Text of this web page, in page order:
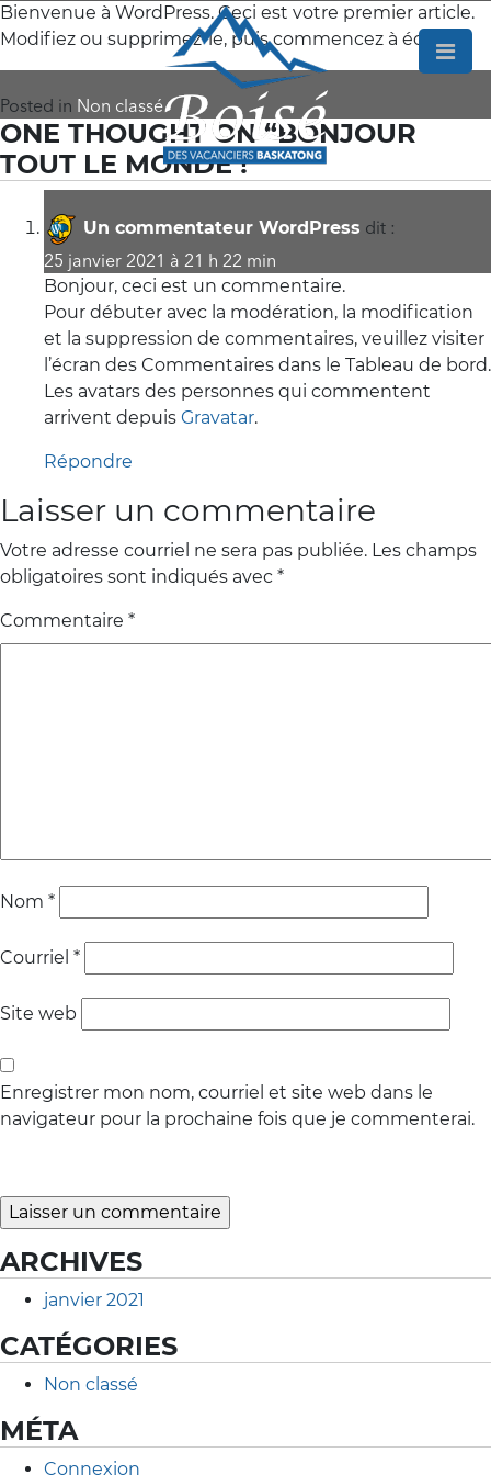
×
Accueil
Le
projet
Nos
terrains
Activités
819-
440-
Bienvenue à WordPress. Ceci est votre premier article.
Modifiez ou supprimez-le, puis commencez à écrire!
Posted in Non classé
ONE THOUGHT ON “BONJOUR
TOUT LE MONDE !”
Un commentateur WordPress dit :
25 janvier 2021 à 21 h 22 min
Bonjour, ceci est un commentaire.
Pour débuter avec la modération, la modification
et la suppression de commentaires, veuillez visiter
l’écran des Commentaires dans le Tableau de bord.
Les avatars des personnes qui commentent
arrivent depuis Gravatar.
Répondre
Laisser un commentaire
Votre adresse courriel ne sera pas publiée. Les champs
obligatoires sont indiqués avec *
Commentaire *
Nom *
Courriel *
Site web
Enregistrer mon nom, courriel et site web dans le
navigateur pour la prochaine fois que je commenterai.
ARCHIVES
janvier 2021
CATÉGORIES
Non classé
MÉTA
Connexion